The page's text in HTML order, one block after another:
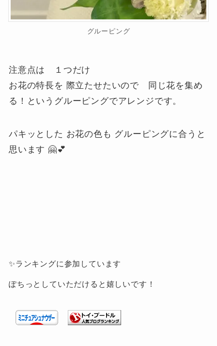
グルーピング
注意点は １つだけ
お花の特長を 際立たせたいので 同じ花を集め
る！というグルーピングでアレンジです。
パキッとした お花の色も グルーピングに合うと
思います 🤗💕
✨ランキングに参加しています
ぽちっとしていただけると嬉しいです！